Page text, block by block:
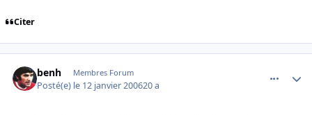
Citer
benh Membres Forum
Posté(e) le 12 janvier 200620 a